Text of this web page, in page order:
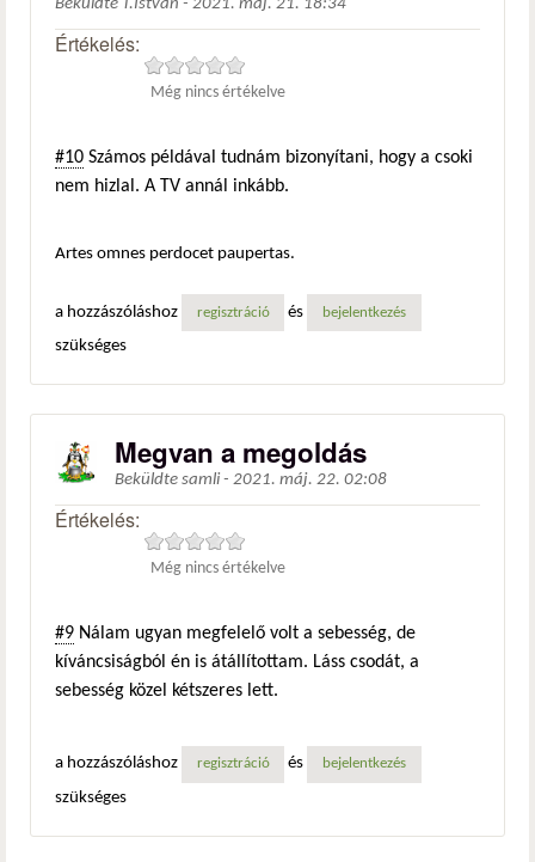
Beküldte T.István - 2021. máj. 21. 18:34
Értékelés:
Még nincs értékelve
#10 Számos példával tudnám bizonyítani, hogy a csoki
nem hizlal. A TV annál inkább.
Artes omnes perdocet paupertas.
a hozzászóláshoz regisztráció és bejelentkezés
szükséges
Megvan a megoldás
Beküldte samli - 2021. máj. 22. 02:08
Értékelés:
Még nincs értékelve
#9 Nálam ugyan megfelelő volt a sebesség, de
kíváncsiságból én is átállítottam. Láss csodát, a
sebesség közel kétszeres lett.
a hozzászóláshoz regisztráció és bejelentkezés
szükséges